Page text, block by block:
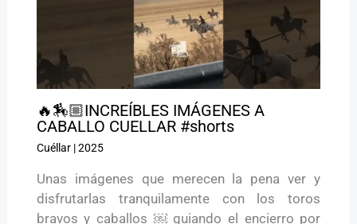
🔥🏇🏼INCREÍBLES IMÁGENES A
CABALLO CUELLAR #shorts
Cuéllar|2025
Unas imágenes que merecen la pena ver y
disfrutarlas tranquilamente con los toros
bravos y caballos ￼ guiando el encierro por